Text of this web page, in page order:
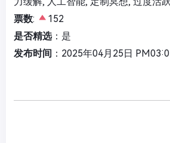
票数:
152
是否精选：是
发布时间 ：2025年04月25日